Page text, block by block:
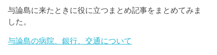
与論島に来たときに役に立つまとめ記事をまとめてみま
した。
与論島の病院、銀行、交通について